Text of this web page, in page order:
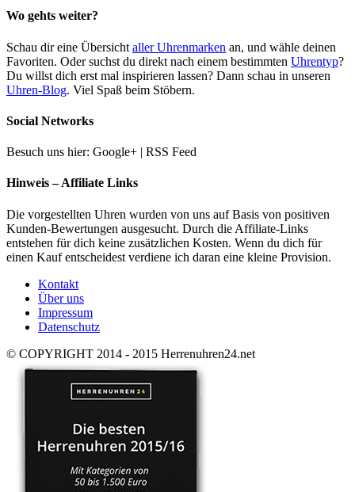
Wo gehts weiter?
Schau dir eine Übersicht aller Uhrenmarken an, und wähle deinen
Favoriten. Oder suchst du direkt nach einem bestimmten Uhrentyp?
Du willst dich erst mal inspirieren lassen? Dann schau in unseren
Uhren-Blog. Viel Spaß beim Stöbern.
Social Networks
Besuch uns hier: Google+ | RSS Feed
Hinweis – Affiliate Links
Die vorgestellten Uhren wurden von uns auf Basis von positiven
Kunden-Bewertungen ausgesucht. Durch die Affiliate-Links
entstehen für dich keine zusätzlichen Kosten. Wenn du dich für
einen Kauf entscheidest verdiene ich daran eine kleine Provision.
Kontakt
Über uns
Impressum
Datenschutz
© COPYRIGHT 2014 - 2015 Herrenuhren24.net